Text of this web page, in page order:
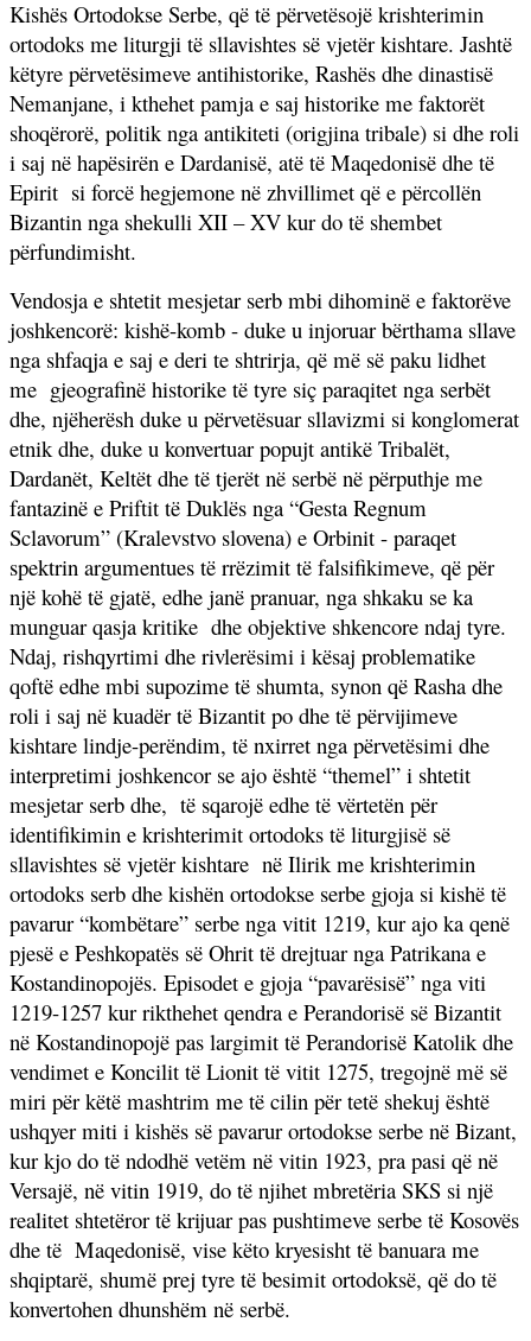
Kishës Ortodokse Serbe, që të përvetësojë krishterimin
ortodoks me liturgji të sllavishtes së vjetër kishtare. Jashtë
këtyre përvetësimeve antihistorike, Rashës dhe dinastisë
Nemanjane, i kthehet pamja e saj historike me faktorët
shoqërorë, politik nga antikiteti (origjina tribale) si dhe roli
i saj në hapësirën e Dardanisë, atë të Maqedonisë dhe të
Epirit si forcë hegjemone në zhvillimet që e përcollën
Bizantin nga shekulli XII – XV kur do të shembet
përfundimisht.
Vendosja e shtetit mesjetar serb mbi dihominë e faktorëve
joshkencorë: kishë-komb - duke u injoruar bërthama sllave
nga shfaqja e saj e deri te shtrirja, që më së paku lidhet
me gjeografinë historike të tyre siç paraqitet nga serbët
dhe, njëherësh duke u përvetësuar sllavizmi si konglomerat
etnik dhe, duke u konvertuar popujt antikë Tribalët,
Dardanët, Keltët dhe të tjerët në serbë në përputhje me
fantazinë e Priftit të Duklës nga “Gesta Regnum
Sclavorum” (Kralevstvo slovena) e Orbinit - paraqet
spektrin argumentues të rrëzimit të falsifikimeve, që për
një kohë të gjatë, edhe janë pranuar, nga shkaku se ka
munguar qasja kritike dhe objektive shkencore ndaj tyre.
Ndaj, rishqyrtimi dhe rivlerësimi i kësaj problematike
qoftë edhe mbi supozime të shumta, synon që Rasha dhe
roli i saj në kuadër të Bizantit po dhe të përvijimeve
kishtare lindje-perëndim, të nxirret nga përvetësimi dhe
interpretimi joshkencor se ajo është “themel” i shtetit
mesjetar serb dhe, të sqarojë edhe të vërtetën për
identifikimin e krishterimit ortodoks të liturgjisë së
sllavishtes së vjetër kishtare në Ilirik me krishterimin
ortodoks serb dhe kishën ortodokse serbe gjoja si kishë të
pavarur “kombëtare” serbe nga vitit 1219, kur ajo ka qenë
pjesë e Peshkopatës së Ohrit të drejtuar nga Patrikana e
Kostandinopojës. Episodet e gjoja “pavarësisë” nga viti
1219-1257 kur rikthehet qendra e Perandorisë së Bizantit
në Kostandinopojë pas largimit të Perandorisë Katolik dhe
vendimet e Koncilit të Lionit të vitit 1275, tregojnë më së
miri për këtë mashtrim me të cilin për tetë shekuj është
ushqyer miti i kishës së pavarur ortodokse serbe në Bizant,
kur kjo do të ndodhë vetëm në vitin 1923, pra pasi që në
Versajë, në vitin 1919, do të njihet mbretëria SKS si një
realitet shtetëror të krijuar pas pushtimeve serbe të Kosovës
dhe të Maqedonisë, vise këto kryesisht të banuara me
shqiptarë, shumë prej tyre të besimit ortodoksë, që do të
konvertohen dhunshëm në serbë.